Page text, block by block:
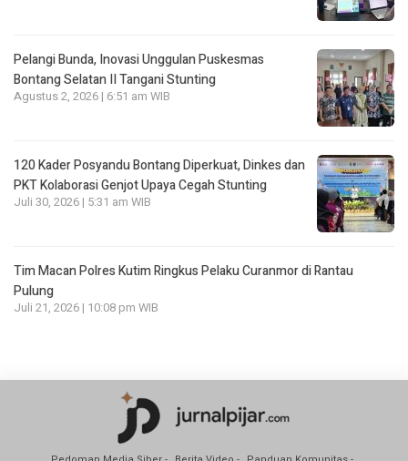
Pelangi Bunda, Inovasi Unggulan Puskesmas
Bontang Selatan II Tangani Stunting
Agustus 2, 2026 | 6:51 am WIB
120 Kader Posyandu Bontang Diperkuat, Dinkes dan
PKT Kolaborasi Genjot Upaya Cegah Stunting
Juli 30, 2026 | 5:31 am WIB
Tim Macan Polres Kutim Ringkus Pelaku Curanmor di Rantau
Pulung
Juli 21, 2026 | 10:08 pm WIB